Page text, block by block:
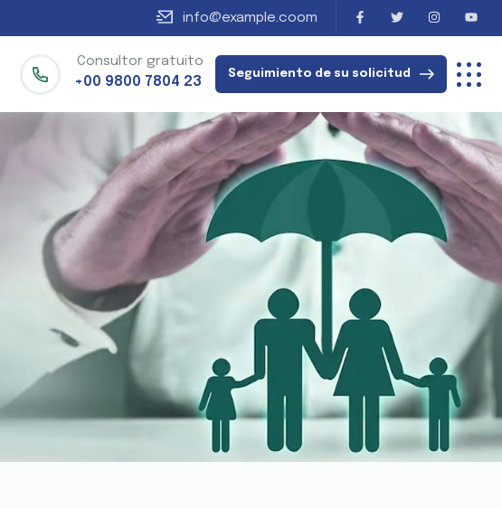
info@example.coom
Consultor gratuito
+00 9800 7804 23 Seguimiento de su solicitud